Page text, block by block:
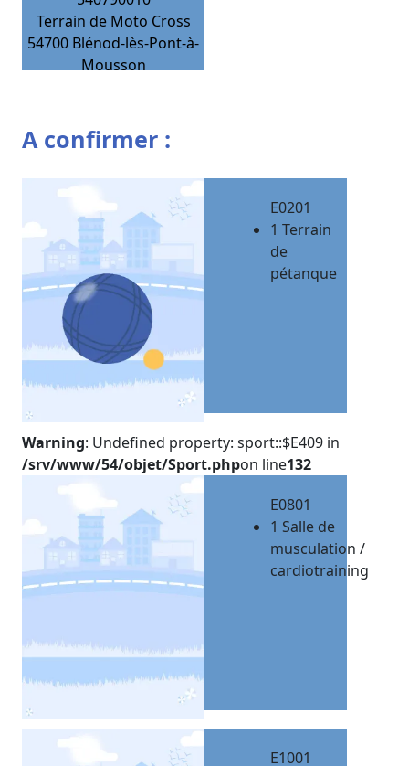
Terrain de Moto Cross
54700 Blénod-lès-Pont-à-
Mousson
A confirmer :
E0201
1 Terrain
de
pétanque
Warning: Undefined property: sport::$E409 in
/srv/www/54/objet/Sport.phpon line132
E0801
1 Salle de
musculation /
cardiotraining
E1001